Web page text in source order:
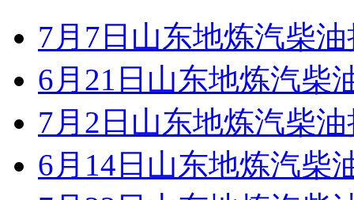
7月7日山东地炼汽柴
6月21日山东地炼汽柴
7月2日山东地炼汽柴
6月14日山东地炼汽柴